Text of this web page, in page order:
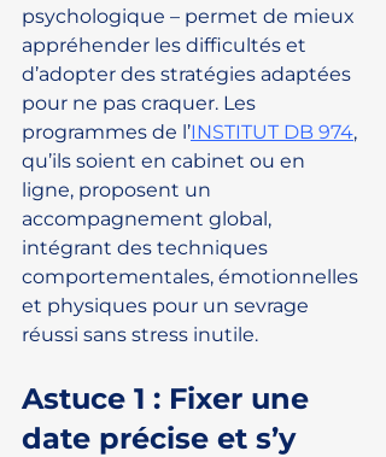
psychologique – permet de mieux
appréhender les difficultés et
d’adopter des stratégies adaptées
pour ne pas craquer. Les
programmes de l’INSTITUT DB 974,
qu’ils soient en cabinet ou en
ligne, proposent un
accompagnement global,
intégrant des techniques
comportementales, émotionnelles
et physiques pour un sevrage
réussi sans stress inutile.
Astuce 1 : Fixer une
date précise et s’y